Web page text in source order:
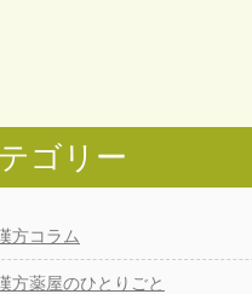
ゴリー
方コラム
方薬屋のひとりごと